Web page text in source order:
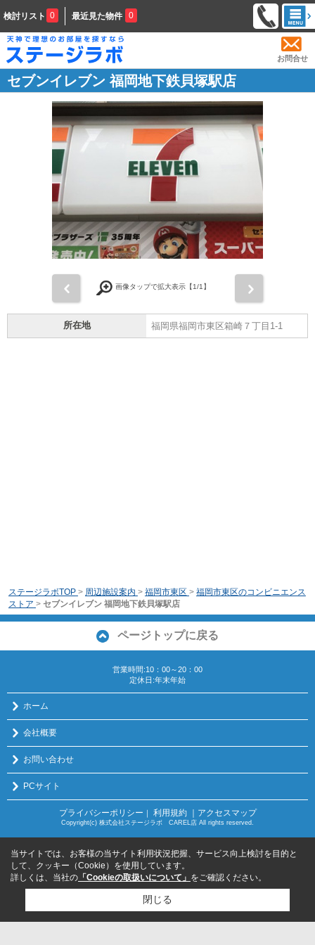
検討リスト 0 最近見た物件 0
お問合せ
セブンイレブン 福岡地下鉄貝塚駅店
画像タップで拡大表示【1/1】
所在地 福岡県福岡市東区箱崎７丁目1-1
ステージラボTOP > 周辺施設案内 > 福岡市東区 > 福岡市東区のコンビニエンス
ストア > セブンイレブン 福岡地下鉄貝塚駅店
ページトップに戻る
営業時間:10：00～20：00
定休日:年末年始
ホーム
会社概要
お問い合わせ
PCサイト
プライバシーポリシー ｜ 利用規約 ｜アクセスマップ
Copyright(c) 株式会社ステージラボ CAREL店 All rights reserved.
当サイトでは、お客様の当サイト利用状況把握、サービス向上検討を目的と
して、クッキー（Cookie）を使用しています。
詳しくは、当社の 「Cookieの取扱いについて」 をご確認ください。
閉じる